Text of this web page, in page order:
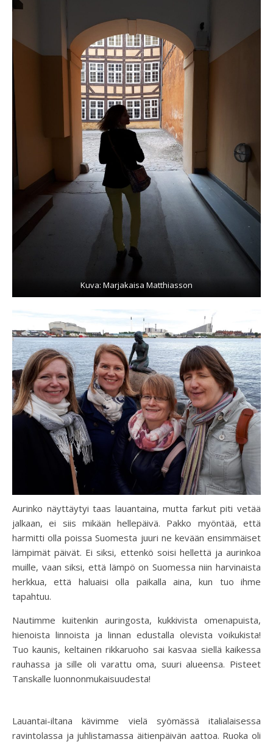
Kuva: Marjakaisa Matthiasson
Aurinko näyttäytyi taas lauantaina, mutta farkut piti vetää
jalkaan, ei siis mikään hellepäivä. Pakko myöntää, että
harmitti olla poissa Suomesta juuri ne kevään ensimmäiset
lämpimät päivät. Ei siksi, ettenkö soisi hellettä ja aurinkoa
muille, vaan siksi, että lämpö on Suomessa niin harvinaista
herkkua, että haluaisi olla paikalla aina, kun tuo ihme
tapahtuu.
Nautimme kuitenkin auringosta, kukkivista omenapuista,
hienoista linnoista ja linnan edustalla olevista voikukista!
Tuo kaunis, keltainen rikkaruoho sai kasvaa siellä kaikessa
rauhassa ja sille oli varattu oma, suuri alueensa. Pisteet
Tanskalle luonnonmukaisuudesta!
Lauantai-iltana kävimme vielä syömässä italialaisessa
ravintolassa ja juhlistamassa äitienpäivän aattoa. Ruoka oli